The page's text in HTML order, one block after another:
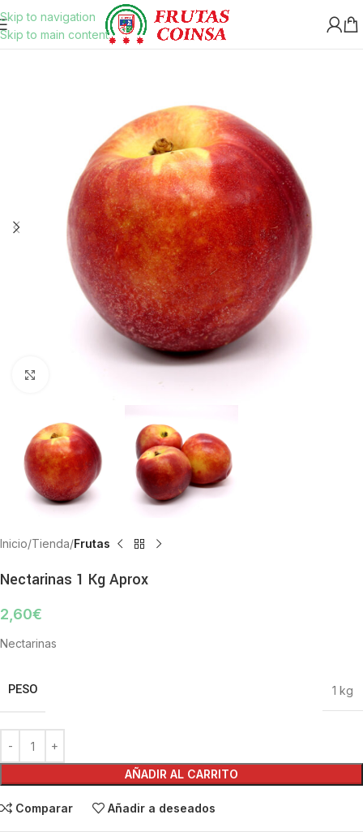
Skip to navigation
Skip to main content
Inicio Tienda Frutas
Nectarinas 1 Kg Aprox
2,60€
Nectarinas
PESO 1 kg
AÑADIR AL CARRITO
Comparar Añadir a deseados